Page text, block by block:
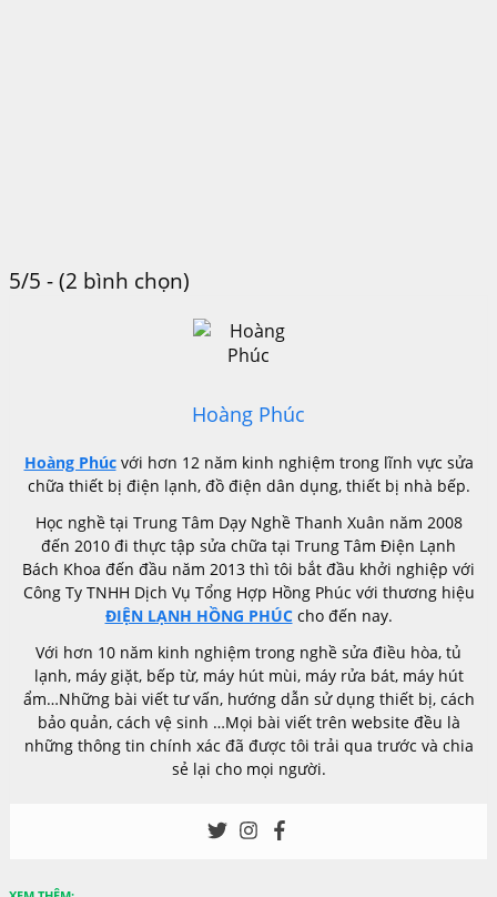
5/5 - (2 bình chọn)
Hoàng Phúc
Hoàng Phúcvới hơn 12 năm kinh nghiệm trong lĩnh vực sửa
chữa thiết bị điện lạnh, đồ điện dân dụng, thiết bị nhà bếp.
Học nghề tại Trung Tâm Dạy Nghề Thanh Xuân năm 2008
đến 2010 đi thực tập sửa chữa tại Trung Tâm Điện Lạnh
Bách Khoa đến đầu năm 2013 thì tôi bắt đầu khởi nghiệp với
Công Ty TNHH Dịch Vụ Tổng Hợp Hồng Phúc với thương hiệu
ĐIỆN LẠNH HỒNG PHÚCcho đến nay.
Với hơn 10 năm kinh nghiệm trong nghề sửa điều hòa, tủ
lạnh, máy giặt, bếp từ, máy hút mùi, máy rửa bát, máy hút
ẩm…Những bài viết tư vấn, hướng dẫn sử dụng thiết bị, cách
bảo quản, cách vệ sinh …Mọi bài viết trên website đều là
những thông tin chính xác đã được tôi trải qua trước và chia
sẻ lại cho mọi người.